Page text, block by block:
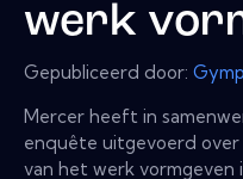
werk
Gepubliceerd door:
Mercer heeft in
enquête uitgevoerd
van het werk vormgeven